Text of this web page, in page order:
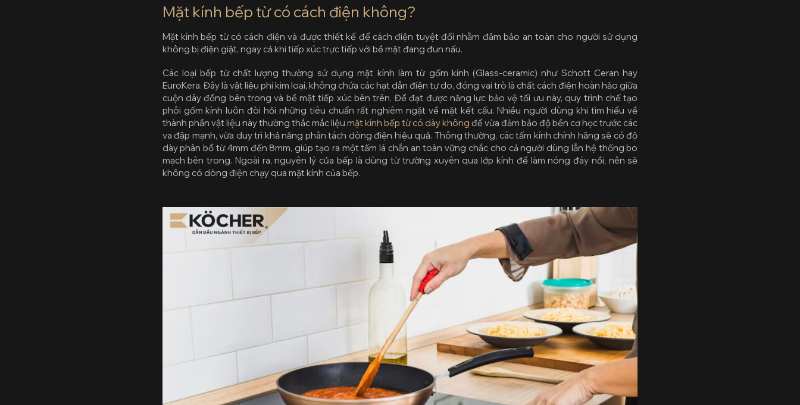
Mặt kính bếp từ có cách điện không?
Mặt kính bếp từ có cách điện và được thiết kế để cách điện tuyệt đối nhằm đảm bảo an toàn cho người sử dụng
không bị điện giật, ngay cả khi tiếp xúc trực tiếp với bề mặt đang đun nấu.
Các loại bếp từ chất lượng thường sử dụng mặt kính làm từ gốm kính (Glass-ceramic) như Schott Ceran hay
EuroKera. Đây là vật liệu phi kim loại, không chứa các hạt dẫn điện tự do, đóng vai trò là chất cách điện hoàn hảo giữa
cuộn dây đồng bên trong và bề mặt tiếp xúc bên trên. Để đạt được năng lực bảo vệ tối ưu này, quy trình chế tạo
phôi gốm kính luôn đòi hỏi những tiêu chuẩn rất nghiêm ngặt về mặt kết cấu. Nhiều người dùng khi tìm hiểu về
thành phần vật liệu này thường thắc mắc liệu mặt kính bếp từ có dày không để vừa đảm bảo độ bền cơ học trước các
va đập mạnh, vừa duy trì khả năng phân tách dòng điện hiệu quả. Thông thường, các tấm kính chính hãng sẽ có độ
dày phân bổ từ 4mm đến 8mm, giúp tạo ra một tấm lá chắn an toàn vững chắc cho cả người dùng lẫn hệ thống bo
mạch bên trong. Ngoài ra, nguyên lý của bếp là dùng từ trường xuyên qua lớp kính để làm nóng đáy nồi, nên sẽ
không có dòng điện chạy qua mặt kính của bếp.